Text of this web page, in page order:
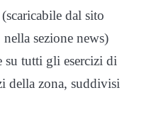
dal sito
sezione news)
su tutti gli esercizi di
della zona, suddivisi